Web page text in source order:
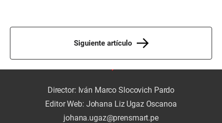
Siguiente artículo
Director: Iván Marco Slocovich Pardo
Editor Web: Johana Liz Ugaz Oscanoa
johana.ugaz@prensmart.pe